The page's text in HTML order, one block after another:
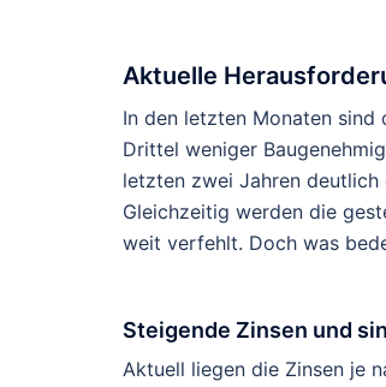
Aktuelle
In den letzten Monaten sind
Drittel weniger
letzten zwei Jahren
Gleichzeitig werden die
weit verfehlt. Doch was
Steigende Zinsen und
Aktuell liegen die Zinsen je